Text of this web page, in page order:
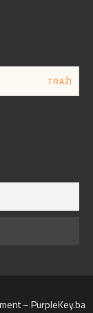
– PurpleKey.ba